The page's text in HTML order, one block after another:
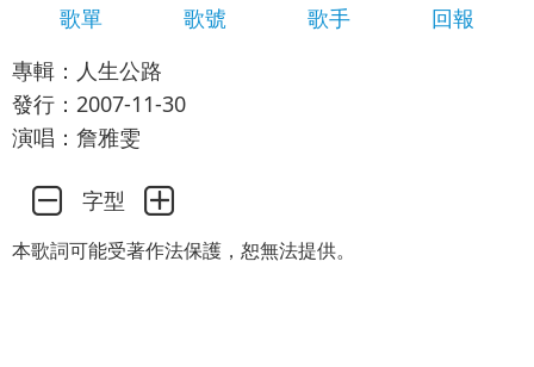
歌單 歌號 歌手
回報
專輯：人生公路
發行：2007-11-30
演唱：詹雅雯
字型
本歌詞可能受著作法保護，恕無法提供。